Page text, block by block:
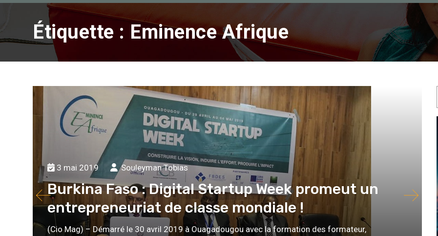
Étiquette : Eminence Afrique
3 mai 2019 Souleyman Tobias
Burkina Faso : Digital Startup Week promeut un
entrepreneuriat de classe mondiale !
(Cio Mag) – Démarré le 30 avril 2019 à Ouagadougou avec la formation des formateur,